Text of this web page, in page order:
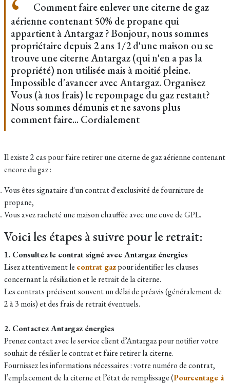
Comment faire enlever une citerne de gaz
aérienne contenant 50% de propane qui
appartient à Antargaz ? Bonjour, nous sommes
propriétaire depuis 2 ans 1/2 d'une maison ou se
trouve une citerne Antargaz (qui n'en a pas la
propriété) non utilisée mais à moitié pleine.
Impossible d'avancer avec Antargaz. Organisez
Vous (à nos frais) le repompage du gaz restant?
Nous sommes démunis et ne savons plus
comment faire... Cordialement
Il existe 2 cas pour faire retirer une citerne de gaz aérienne contenant
encore du gaz :
Vous êtes signataire d'un contrat d'exclusivité de fourniture de
propane,
Vous avez racheté une maison chauffée avec une cuve de GPL.
Voici les étapes à suivre pour le retrait:
1. Consultez le contrat signé avec Antargaz énergies
Lisez attentivement le contrat gazpour identifier les clauses
concernant la résiliation et le retrait de la citerne.
Les contrats précisent souvent un délai de préavis (généralement de
2 à 3 mois) et des frais de retrait éventuels.
2. Contactez Antargaz énergies
Prenez contact avec le service client d’Antargaz pour notifier votre
souhait de résilier le contrat et faire retirer la citerne.
Fournissez les informations nécessaires : votre numéro de contrat,
l’emplacement de la citerne et l’état de remplissage (Pourcentage à